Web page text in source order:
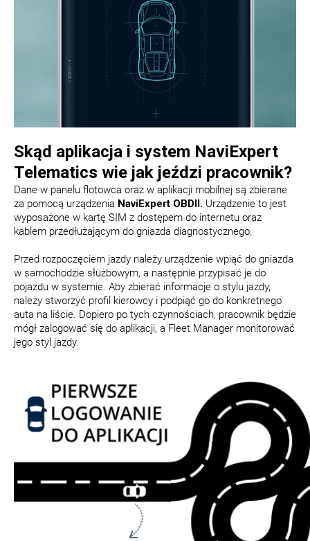
Skąd aplikacja i system NaviExpert
Telematics wie jak jeździ pracownik?
Dane w panelu flotowca oraz w aplikacji mobilnej są zbierane
za pomocą urządzenia NaviExpert OBDII. Urządzenie to jest
wyposażone w kartę SIM z dostępem do internetu oraz
kablem przedłużającym do gniazda diagnostycznego.
Przed rozpoczęciem jazdy należy urządzenie wpiąć do gniazda
w samochodzie służbowym, a następnie przypisać je do
pojazdu w systemie. Aby zbierać informacje o stylu jazdy,
należy stworzyć profil kierowcy i podpiąć go do konkretnego
auta na liście. Dopiero po tych czynnościach, pracownik będzie
mógł zalogować się do aplikacji, a Fleet Manager monitorować
jego styl jazdy.